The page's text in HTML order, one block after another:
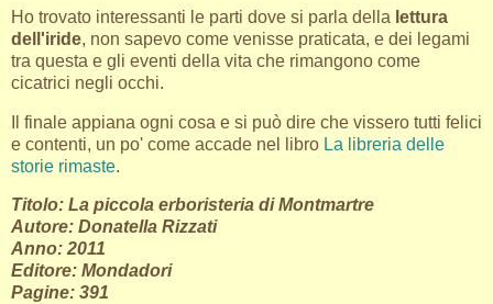
Ho trovato interessanti le parti dove si parla della lettura
dell'iride, non sapevo come venisse praticata, e dei legami
tra questa e gli eventi della vita che rimangono come
cicatrici negli occhi.
Il finale appiana ogni cosa e si può dire che vissero tutti felici
e contenti, un po' come accade nel libro La libreria delle
storie rimaste.
Titolo: La piccola erboristeria di Montmartre
Autore: Donatella Rizzati
Anno: 2011
Editore: Mondadori
Pagine: 391